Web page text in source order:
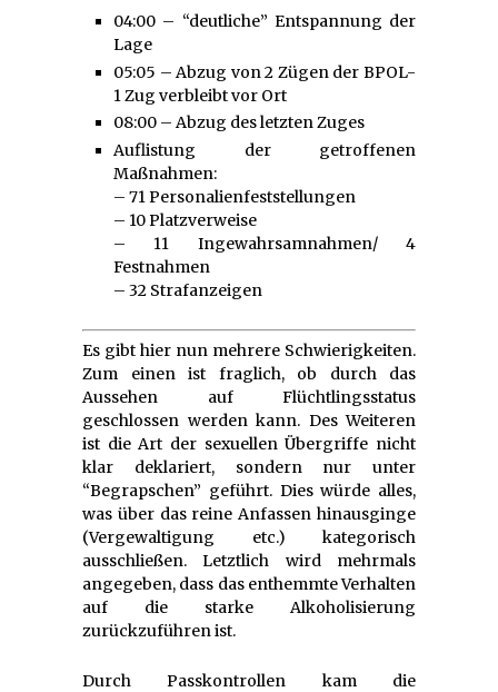
04:00 – “deutliche” Entspannung der
Lage
05:05 – Abzug von 2 Zügen der BPOL-
1 Zug verbleibt vor Ort
08:00 – Abzug des letzten Zuges
Auflistung der getroffenen
Maßnahmen:
– 71 Personalienfeststellungen
– 10 Platzverweise
– 11 Ingewahrsamnahmen/ 4
Festnahmen
– 32 Strafanzeigen
Es gibt hier nun mehrere Schwierigkeiten.
Zum einen ist fraglich, ob durch das
Aussehen auf Flüchtlingsstatus
geschlossen werden kann. Des Weiteren
ist die Art der sexuellen Übergriffe nicht
klar deklariert, sondern nur unter
“Begrapschen” geführt. Dies würde alles,
was über das reine Anfassen hinausginge
(Vergewaltigung etc.) kategorisch
ausschließen. Letztlich wird mehrmals
angegeben, dass das enthemmte Verhalten
auf die starke Alkoholisierung
zurückzuführen ist.
Durch Passkontrollen kam die